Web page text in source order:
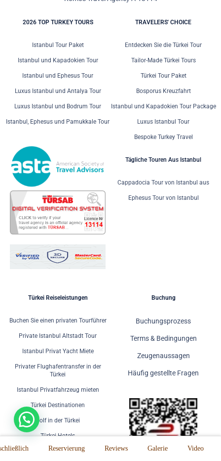
Reservierung Reviews Galerie Video
2026 TOP TURKEY TOURS
Istanbul Tour Paket
Istanbul und Kapadokien Tour
Istanbul und Ephesus Tour
Luxus Istanbul und Antalya Tour
Luxus Istanbul und Bodrum Tour
Istanbul, Ephesus und Pamukkale Tour
TRAVELERS' CHOICE
Entdecken Sie die Türkei Tour
Tailor-Made Türkei Tours
Türkei Tour Paket
Bosporus Kreuzfahrt
Istanbul und Kapadokien Tour Package
Luxus Istanbul Tour
Bespoke Turkey Travel
Tägliche Touren Aus Istanbul
Cappadocia Tour von Istanbul aus
Ephesus Tour von Istanbul
Türkei Reiseleistungen
Buchen Sie einen privaten Tourführer
Private Istanbul Altstadt Tour
Istanbul Privat Yacht Miete
Privater Flughafentransfer in der
Türkei
Istanbul Privatfahrzeug mieten
Türkei Destinationen
Golf in der Türkei
Türkei Hotels
Blogs
Buchung
Buchungsprozess
Terms & Bedingungen
Zeugenaussagen
Häufig gestellte Fragen